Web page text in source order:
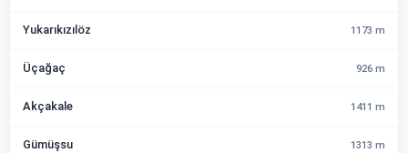
Yukarıkızılöz 1173 m
Üçağaç 926 m
Akçakale 1411 m
Gümüşsu 1313 m